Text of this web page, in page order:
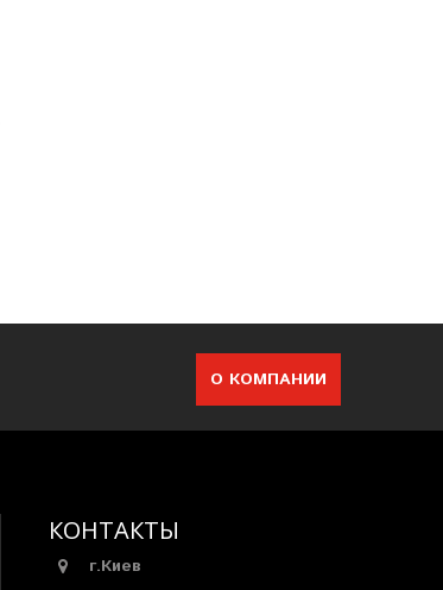
О КОМПАНИИ
КОНТАКТЫ
г.Киев